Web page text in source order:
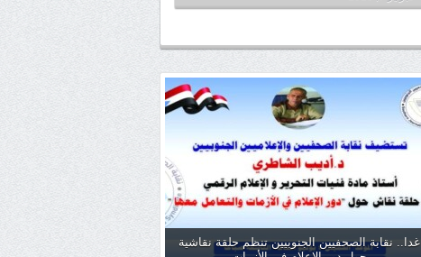
غدا.. نقابة الصحفيين الجنوبيين تنظم حلقة نقاشية